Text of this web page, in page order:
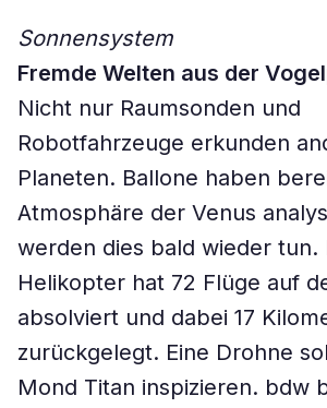
Sonnensystem
Fremde Welten aus der
Nicht nur Raumsonden und
Robotfahrzeuge erkunden
Planeten. Ballone haben
Atmosphäre der Venus
werden dies bald wieder tun.
Helikopter hat 72 Flüge auf
absolviert und dabei 17
zurückgelegt. Eine Drohne
Mond Titan inspizieren. bdw